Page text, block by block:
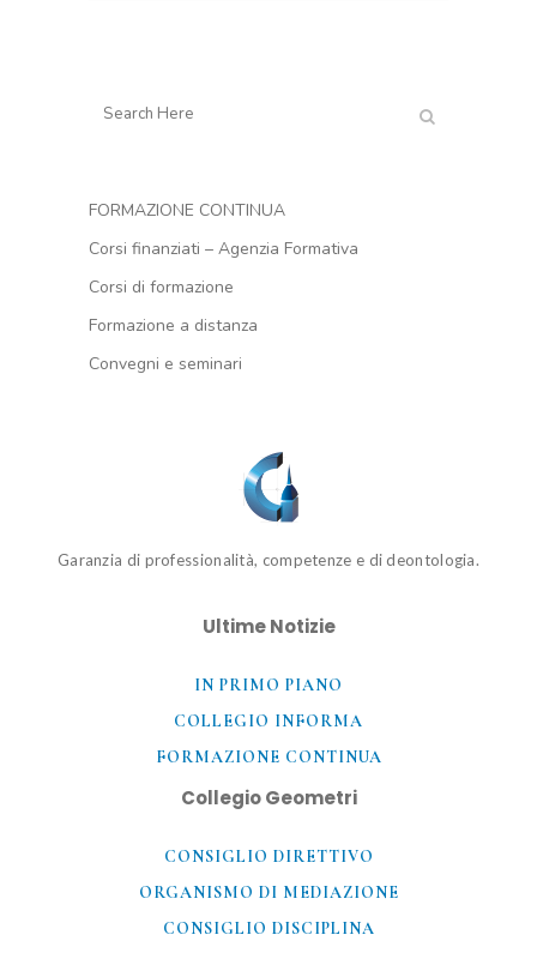
FORMAZIONE CONTINUA
Corsi finanziati – Agenzia Formativa
Corsi di formazione
Formazione a distanza
Convegni e seminari
Garanzia di professionalità, competenze e di deontologia.
Ultime Notizie
IN PRIMO PIANO
COLLEGIO INFORMA
FORMAZIONE CONTINUA
Collegio Geometri
CONSIGLIO DIRETTIVO
ORGANISMO DI MEDIAZIONE
CONSIGLIO DISCIPLINA